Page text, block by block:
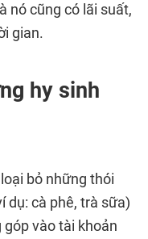
nó cũng có lãi suất,
gian.
hy sinh
bỏ những thói
dụ: cà phê, trà sữa)
vào tài khoản